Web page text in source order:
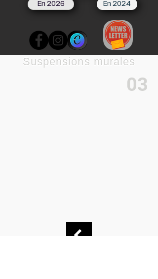
En 2026 En 2024
Suspensions murales
03